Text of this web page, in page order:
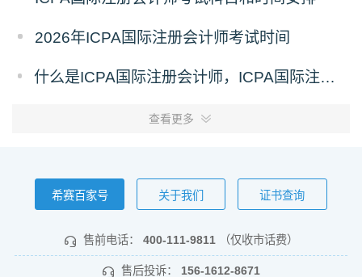
2026年ICPA国际注册会计师考试时间
什么是ICPA国际注册会计师，ICPA国际注册会计师简介
查看更多
希赛百家号 关于我们 证书查询
售前电话： 400-111-9811 （仅收市话费）
售后投诉： 156-1612-8671